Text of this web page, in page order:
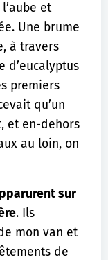
et
Une brume
à travers
d’eucalyptus
premiers
qu’un
et en-dehors
au loin, on
sur
. Ils
mon van et
de